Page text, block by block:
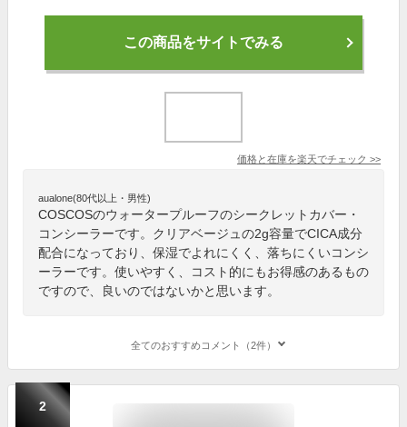
この商品をサイトでみる
価格と在庫を楽天でチェック >>
aualone(80代以上・男性)
COSCOSのウォータープルーフのシークレットカバー・
コンシーラーです。クリアベージュの2g容量でCICA成分
配合になっており、保湿でよれにくく、落ちにくいコンシ
ーラーです。使いやすく、コスト的にもお得感のあるもの
ですので、良いのではないかと思います。
全てのおすすめコメント（2件）
2